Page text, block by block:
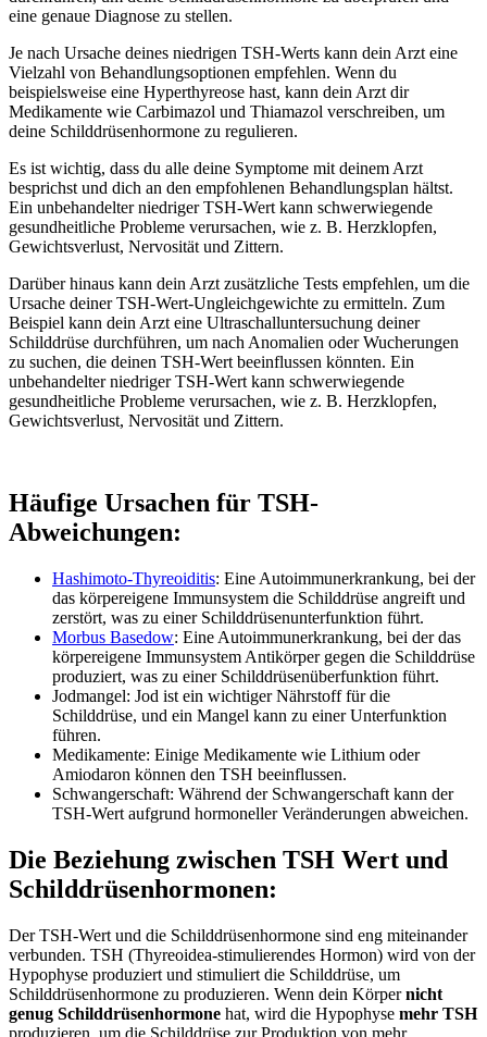
eine genaue Diagnose zu stellen.
Je nach Ursache deines niedrigen TSH-Werts kann dein Arzt eine
Vielzahl von Behandlungsoptionen empfehlen. Wenn du
beispielsweise eine Hyperthyreose hast, kann dein Arzt dir
Medikamente wie Carbimazol und Thiamazol verschreiben, um
deine Schilddrüsenhormone zu regulieren.
Es ist wichtig, dass du alle deine Symptome mit deinem Arzt
besprichst und dich an den empfohlenen Behandlungsplan hältst.
Ein unbehandelter niedriger TSH-Wert kann schwerwiegende
gesundheitliche Probleme verursachen, wie z. B. Herzklopfen,
Gewichtsverlust, Nervosität und Zittern.
Darüber hinaus kann dein Arzt zusätzliche Tests empfehlen, um die
Ursache deiner TSH-Wert-Ungleichgewichte zu ermitteln. Zum
Beispiel kann dein Arzt eine Ultraschalluntersuchung deiner
Schilddrüse durchführen, um nach Anomalien oder Wucherungen
zu suchen, die deinen TSH-Wert beeinflussen könnten. Ein
unbehandelter niedriger TSH-Wert kann schwerwiegende
gesundheitliche Probleme verursachen, wie z. B. Herzklopfen,
Gewichtsverlust, Nervosität und Zittern.
Häufige Ursachen für TSH-
Abweichungen:
Hashimoto-Thyreoiditis: Eine Autoimmunerkrankung, bei der
das körpereigene Immunsystem die Schilddrüse angreift und
zerstört, was zu einer Schilddrüsenunterfunktion führt.
Morbus Basedow: Eine Autoimmunerkrankung, bei der das
körpereigene Immunsystem Antikörper gegen die Schilddrüse
produziert, was zu einer Schilddrüsenüberfunktion führt.
Jodmangel: Jod ist ein wichtiger Nährstoff für die
Schilddrüse, und ein Mangel kann zu einer Unterfunktion
führen.
Medikamente: Einige Medikamente wie Lithium oder
Amiodaron können den TSH beeinflussen.
Schwangerschaft: Während der Schwangerschaft kann der
TSH-Wert aufgrund hormoneller Veränderungen abweichen.
Die Beziehung zwischen TSH Wert und
Schilddrüsenhormonen:
Der TSH-Wert und die Schilddrüsenhormone sind eng miteinander
verbunden. TSH (Thyreoidea-stimulierendes Hormon) wird von der
Hypophyse produziert und stimuliert die Schilddrüse, um
Schilddrüsenhormone zu produzieren. Wenn dein Körpernicht
genug Schilddrüsenhormone hat, wird die Hypophyse mehr TSH